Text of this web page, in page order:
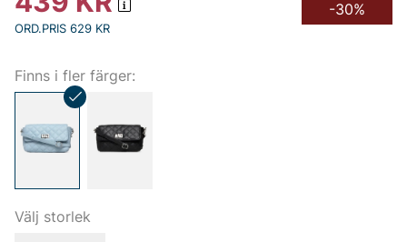
ORD.PRIS 629 KR
-30%
Finns i fler färger:
Välj storlek